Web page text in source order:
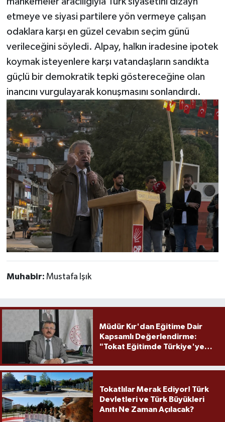
etmeye ve siyasi partilere yön vermeye çalışan
odaklara karşı en güzel cevabın seçim günü
verileceğini söyledi. Alpay, halkın iradesine ipotek
koymak isteyenlere karşı vatandaşların sandıkta
güçlü bir demokratik tepki göstereceğine olan
inancını vurgulayarak konuşmasını sonlandırdı.
Muhabir: Mustafa Işık
Müdür Kır'dan Eğitime Dair
Kapsamlı Değerlendirme:
"Tokat Eğitimde Türkiye'ye
Tokatlılar Merak Ediyor! Türk
Devletleri ve Türk Büyükleri
Anıtı Ne Zaman Açılacak?